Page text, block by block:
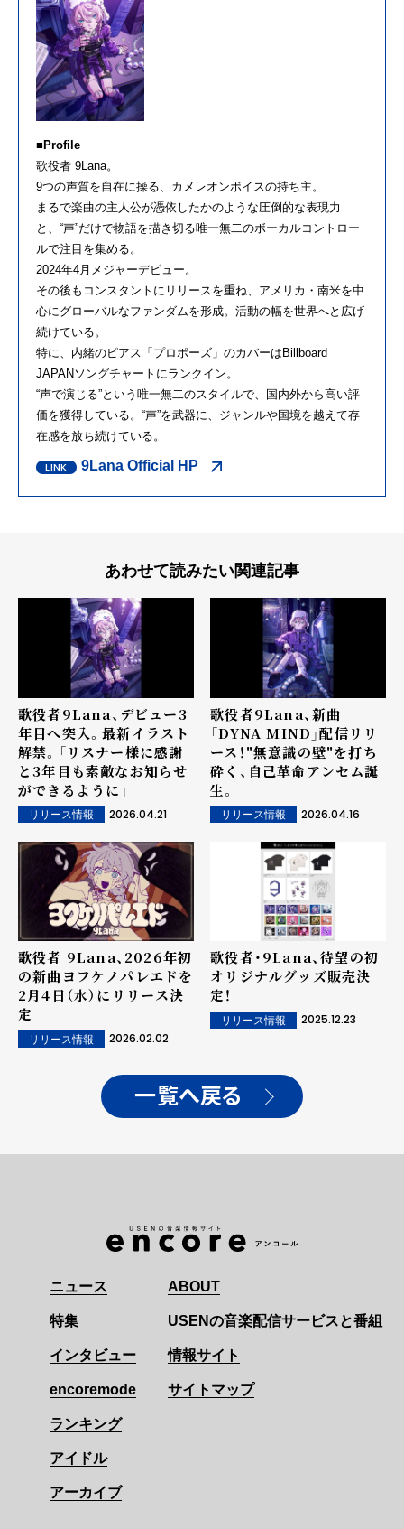
■Profile
歌役者 9Lana。
9つの声質を自在に操る、カメレオンボイスの持ち主。
まるで楽曲の主人公が憑依したかのような圧倒的な表現力
と、“声”だけで物語を描き切る唯一無二のボーカルコントロー
ルで注目を集める。
2024年4月メジャーデビュー。
その後もコンスタントにリリースを重ね、アメリカ・南米を中
心にグローバルなファンダムを形成。活動の幅を世界へと広げ
続けている。
特に、内緒のピアス「プロポーズ」のカバーはBillboard
JAPANソングチャートにランクイン。
“声で演じる”という唯一無二のスタイルで、国内外から高い評
価を獲得している。“声”を武器に、ジャンルや国境を越えて存
在感を放ち続けている。
9Lana Official HP
あわせて読みたい関連記事
歌役者9Lana、デビュー3
年目へ突入。最新イラスト
解禁。「リスナー様に感謝
と3年目も素敵なお知らせ
ができるように」
リリース情報 2026.04.21
歌役者9Lana、新曲
「DYNA MIND」配信リリ
ース！"無意識の壁"を打ち
砕く、自己革命アンセム誕
生。
リリース情報 2026.04.16
歌役者 9Lana、2026年初
の新曲ヨフケノパレエドを
2月4日（水）にリリース決
定
リリース情報 2026.02.02
歌役者・9Lana、待望の初
オリジナルグッズ販売決
定！
リリース情報 2025.12.23
一覧へ戻る
ニュース
特集
インタビュー
encoremode
ランキング
アイドル
アーカイブ
ABOUT
USENの音楽配信サービスと番組
情報サイト
サイトマップ